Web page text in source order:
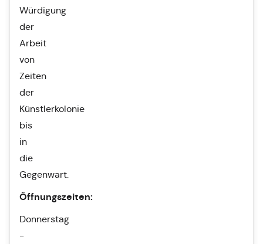
Würdigung
der
Arbeit
von
Zeiten
der
Künstlerkolonie
bis
in
die
Gegenwart.
Öffnungszeiten:
Donnerstag
-